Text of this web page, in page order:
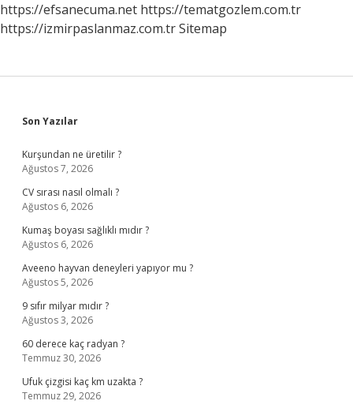
https://efsanecuma.net https://tematgozlem.com.tr
https://izmirpaslanmaz.com.trSitemap
Sidebar
Son Yazılar
Kurşundan ne üretilir ?
Ağustos 7, 2026
CV sırası nasıl olmalı ?
Ağustos 6, 2026
Kumaş boyası sağlıklı mıdır ?
Ağustos 6, 2026
Aveeno hayvan deneyleri yapıyor mu ?
Ağustos 5, 2026
9 sıfır milyar mıdır ?
Ağustos 3, 2026
60 derece kaç radyan ?
Temmuz 30, 2026
Ufuk çizgisi kaç km uzakta ?
Temmuz 29, 2026